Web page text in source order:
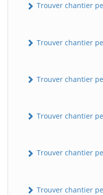
Trouver chantier
Trouver chantier
Trouver chantier
Trouver chantier
Trouver chantier
Trouver chantier